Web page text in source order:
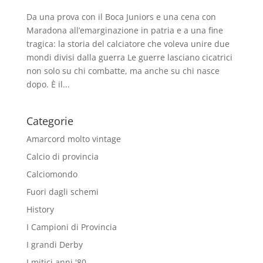
Da una prova con il Boca Juniors e una cena con
Maradona all’emarginazione in patria e a una fine
tragica: la storia del calciatore che voleva unire due
mondi divisi dalla guerra Le guerre lasciano cicatrici
non solo su chi combatte, ma anche su chi nasce
dopo. È il...
Categorie
Amarcord molto vintage
Calcio di provincia
Calciomondo
Fuori dagli schemi
History
I Campioni di Provincia
I grandi Derby